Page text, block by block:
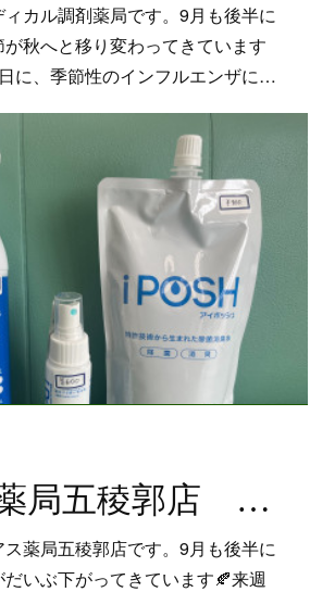
カル調剤薬局です。9月も後半に
秋へと移り変わってきています
に、季節性のインフルエンザに…
エミアス薬局五稜郭店 亀田八幡宮例大祭
薬局五稜郭店です。9月も後半に
いぶ下がってきています🍂来週